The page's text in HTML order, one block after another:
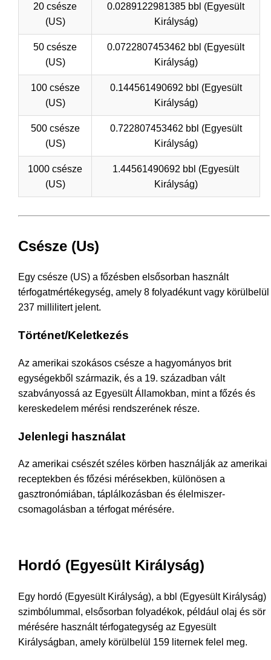
20 csésze
(US)
0.0289122981385 bbl (Egyesült
Királyság)
50 csésze
(US)
0.0722807453462 bbl (Egyesült
Királyság)
100 csésze
(US)
0.144561490692 bbl (Egyesült
Királyság)
500 csésze
(US)
0.722807453462 bbl (Egyesült
Királyság)
1000 csésze
(US)
1.44561490692 bbl (Egyesült
Királyság)
Csésze (Us)
Egy csésze (US) a főzésben elsősorban használt
térfogatmértékegység, amely 8 folyadékunt vagy körülbelül
237 millilitert jelent.
Történet/Keletkezés
Az amerikai szokásos csésze a hagyományos brit
egységekből származik, és a 19. században vált
szabványossá az Egyesült Államokban, mint a főzés és
kereskedelem mérési rendszerének része.
Jelenlegi használat
Az amerikai csészét széles körben használják az amerikai
receptekben és főzési mérésekben, különösen a
gasztronómiában, táplálkozásban és élelmiszer-
csomagolásban a térfogat mérésére.
Hordó (Egyesült Királyság)
Egy hordó (Egyesült Királyság), a bbl (Egyesült Királyság)
szimbólummal, elsősorban folyadékok, például olaj és sör
mérésére használt térfogategység az Egyesült
Királyságban, amely körülbelül 159 liternek felel meg.